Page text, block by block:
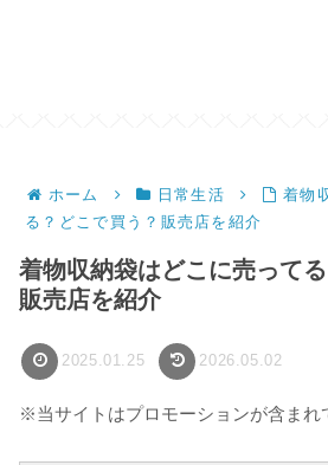
ホーム 日常生活
着物
る？どこで買う？販売店を紹介
着物収納袋はどこに売って
販売店を紹介
2025.01.25 2026.05.02
※当サイトはプロモーションが含まれ